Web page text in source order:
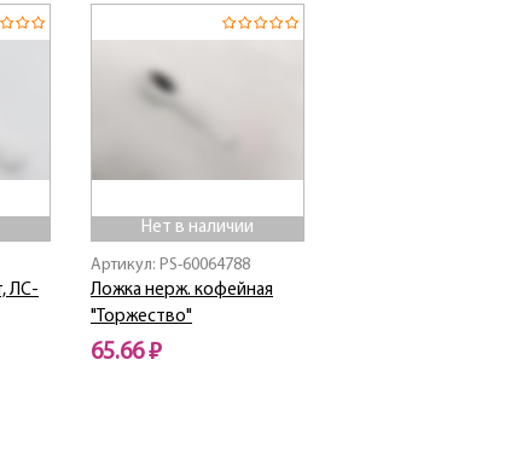
ЛС-
Нет в наличии
Артикул: PS-60064788
Ложка нерж. кофейная
"Торжество"
65.66 ₽